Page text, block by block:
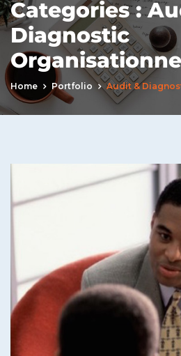
Categories :
Diagnostic
Home Portfolio Audit &